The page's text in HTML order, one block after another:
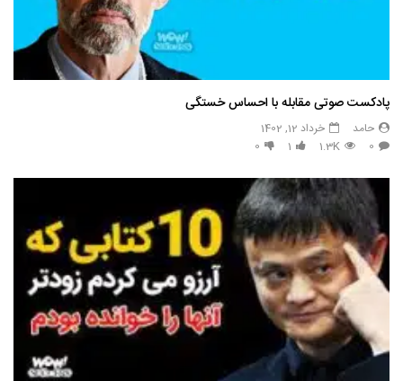
پادکست صوتی مقابله با احساس خستگی
حامد
خرداد 12, 1402
0
1.3K
1
0